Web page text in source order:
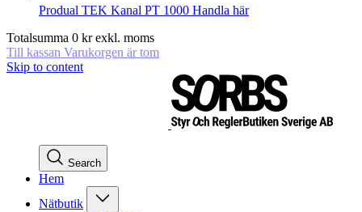
Produal TEK Kanal PT 1000 Handla här
Totalsumma 0 kr exkl. moms
Till kassan Varukorgen är tom
Skip to content
Search
Hem
Nätbutik